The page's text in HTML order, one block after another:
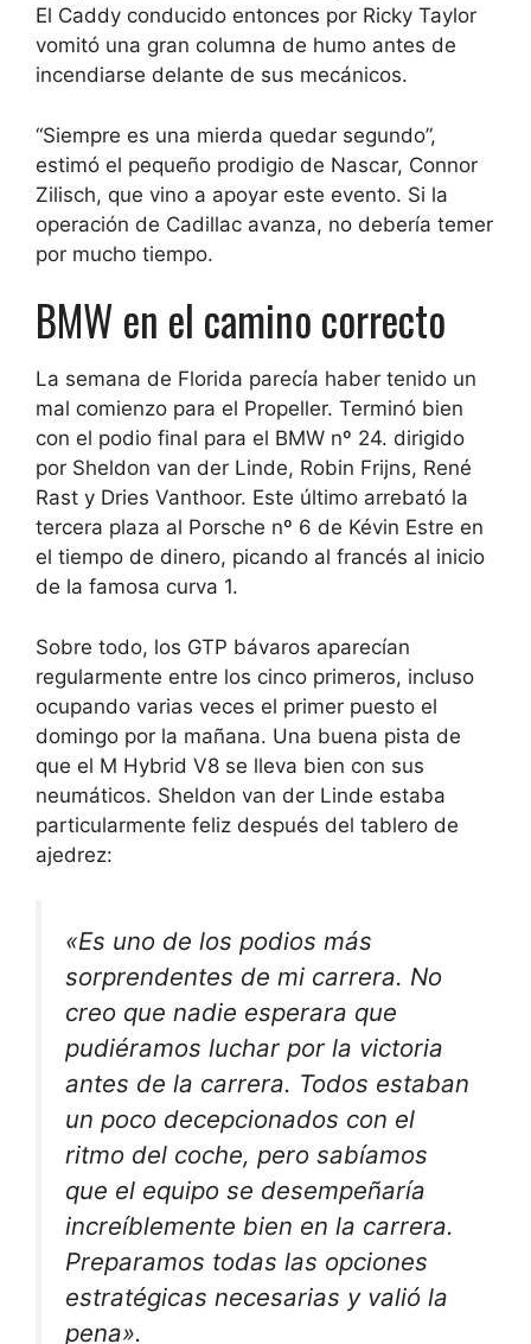
El Caddy conducido entonces por Ricky Taylor
vomitó una gran columna de humo antes de
incendiarse delante de sus mecánicos.
“Siempre es una mierda quedar segundo”,
estimó el pequeño prodigio de Nascar, Connor
Zilisch, que vino a apoyar este evento. Si la
operación de Cadillac avanza, no debería temer
por mucho tiempo.
BMW en el camino correcto
La semana de Florida parecía haber tenido un
mal comienzo para el Propeller. Terminó bien
con el podio final para el BMW nº 24. dirigido
por Sheldon van der Linde, Robin Frijns, René
Rast y Dries Vanthoor. Este último arrebató la
tercera plaza al Porsche nº 6 de Kévin Estre en
el tiempo de dinero, picando al francés al inicio
de la famosa curva 1.
Sobre todo, los GTP bávaros aparecían
regularmente entre los cinco primeros, incluso
ocupando varias veces el primer puesto el
domingo por la mañana. Una buena pista de
que el M Hybrid V8 se lleva bien con sus
neumáticos. Sheldon van der Linde estaba
particularmente feliz después del tablero de
ajedrez:
«Es uno de los podios más
sorprendentes de mi carrera. No
creo que nadie esperara que
pudiéramos luchar por la victoria
antes de la carrera. Todos estaban
un poco decepcionados con el
ritmo del coche, pero sabíamos
que el equipo se desempeñaría
increíblemente bien en la carrera.
Preparamos todas las opciones
estratégicas necesarias y valió la
pena».